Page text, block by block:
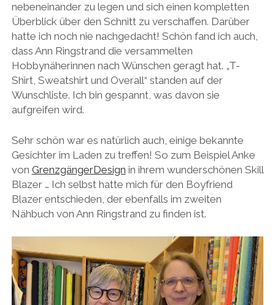
nebeneinander zu legen und sich einen kompletten
Überblick über den Schnitt zu verschaffen. Darüber
hatte ich noch nie nachgedacht! Schön fand ich auch,
dass Ann Ringstrand die versammelten
Hobbynäherinnen nach Wünschen geragt hat. „T-
Shirt, Sweatshirt und Overall“ standen auf der
Wunschliste. Ich bin gespannt, was davon sie
aufgreifen wird.
Sehr schön war es natürlich auch, einige bekannte
Gesichter im Laden zu treffen! So zum Beispiel Anke
von GrenzgängerDesign in ihrem wunderschönen Skill
Blazer … Ich selbst hatte mich für den Boyfriend
Blazer entschieden, der ebenfalls im zweiten
Nähbuch von Ann Ringstrand zu finden ist.